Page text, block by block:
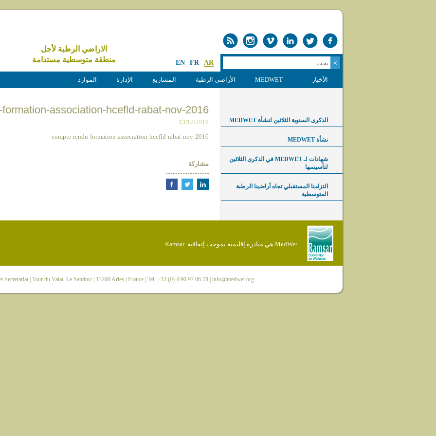
الاراضي الرطبة لأجل
منطقة متوسطية مستدامة
EN FR AR
الأخبار MEDWET الأراضي الرطبة المشاريع الإدارة الموارد
association-hcefld-rabat-nov-2016
13/12/2016
compte-rendu-formation-association-hcefld-rabat-nov-2016
مشاركة
الذكرى السنوية الثلاثين لنشأة MEDWET
نشأة MEDWET
شهادات لـ MEDWET في الذكرى الثلاثين
لتأسيسها
التزامنا المستقبلي تجاه أراضينا الرطبة
المتوسطية
MedWet هي مبادرة إقليمية بموجب إتفاقية Ramsar
Secretariat| Tour du Valat, Le Sambuc | 13200 Arles | France | Tel: +33 (0) 4 90 97 06 78 | info@medwet.org